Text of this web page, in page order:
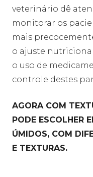
veterinário dê
monitorar os
mais
o ajuste
o uso de
controle destes
AGORA COM
PODE ESCOLHER
ÚMIDOS, COM
E TEXTURAS.